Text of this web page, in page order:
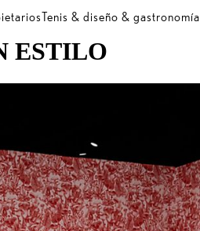
Tenis & diseño & gastronomía
ESTILO